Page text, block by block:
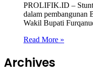
PROLIFIK.ID –
dalam pembangunan
Wakil Bupati
Read More »
Archives